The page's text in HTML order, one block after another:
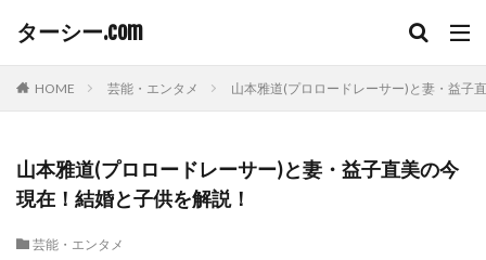
ターシー.com
HOME 芸能・エンタメ 山本雅道(プロロードレーサー)と妻・益子
山本雅道(プロロードレーサー)と妻・益子直美の今
現在！結婚と子供を解説！
芸能・エンタメ